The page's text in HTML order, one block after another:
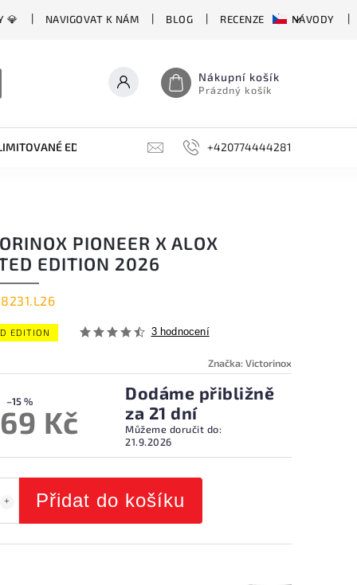
💎 NAVIGOVAT K NÁM BLOG RECENZE NÁVODY
Nákupní košík
Prázdný košík
EDICE BROUSKY, BRUSKY, OCÍLKY
+420774444281
PIONEER X ALOX
EDITION 2026
EDITION 3 hodnocení
Značka:Victorinox
–15 %
Kč
Dodáme přibližně
za 21 dní
Můžeme doručit do:
21.9.2026
Přidat do košíku